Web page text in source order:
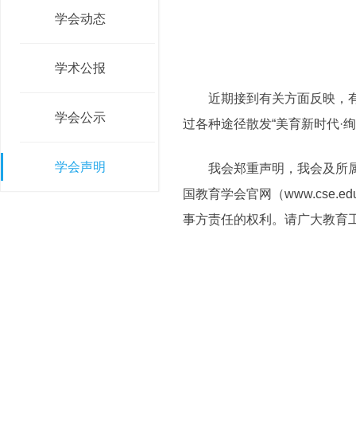
学会动态
学术公报
学会公示
学会声明
近期接到有关方面反映，有
过各种途径散发“美育新时代·
我会郑重声明，我会及所属
国教育学会官网（
事方责任的权利。请广大教育